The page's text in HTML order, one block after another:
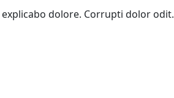
dolore. Corrupti dolor odit.